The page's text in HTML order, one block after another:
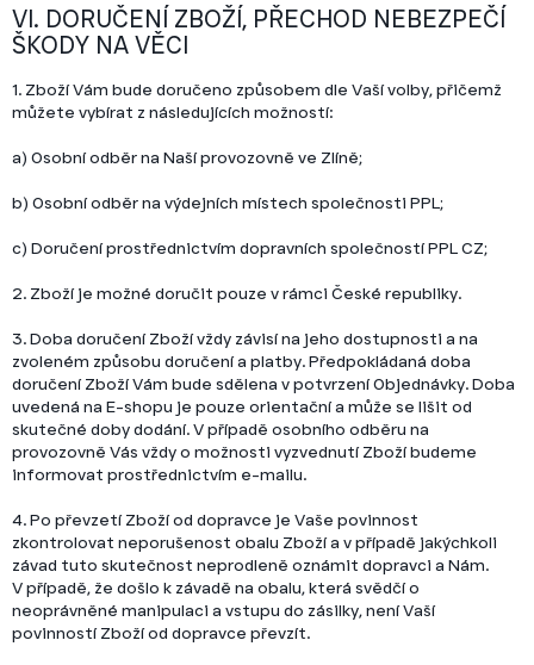
VI. DORUČENÍ ZBOŽÍ, PŘECHOD NEBEZPEČÍ
ŠKODY NA VĚCI
1. Zboží Vám bude doručeno způsobem dle Vaší volby, přičemž
můžete vybírat z následujících možností:
a) Osobní odběr na Naší provozovně ve Zlíně;
b) Osobní odběr na výdejních místech společnosti PPL;
c) Doručení prostřednictvím dopravních společností PPL CZ;
2. Zboží je možné doručit pouze v rámci České republiky.
3. Doba doručení Zboží vždy závisí na jeho dostupnosti a na
zvoleném způsobu doručení a platby. Předpokládaná doba
doručení Zboží Vám bude sdělena v potvrzení Objednávky. Doba
uvedená na E-shopu je pouze orientační a může se lišit od
skutečné doby dodání. V případě osobního odběru na
provozovně Vás vždy o možnosti vyzvednutí Zboží budeme
informovat prostřednictvím e-mailu.
4.Po převzetí Zboží od dopravce je Vaše povinnost
zkontrolovat neporušenost obalu Zboží a v případě jakýchkoli
závad tuto skutečnost neprodleně oznámit dopravci a Nám.
V případě, že došlo k závadě na obalu, která svědčí o
neoprávněné manipulaci a vstupu do zásilky, není Vaší
povinností Zboží od dopravce převzít.